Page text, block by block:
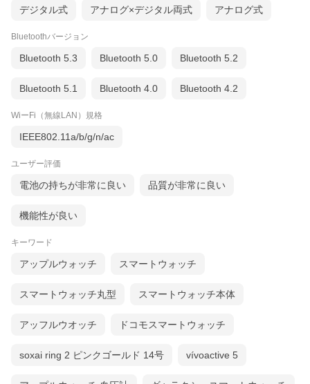
デジタル式 アナログ×デジタル両式 アナログ式
Bluetoothバージョン
Bluetooth 5.3 Bluetooth 5.0 Bluetooth 5.2
Bluetooth 5.1 Bluetooth 4.0 Bluetooth 4.2
WiーFi（無線LAN）規格
IEEE802.11a/b/g/n/ac
ユーザー評価
電池の持ちが非常に良い 品質が非常に良い
機能性が良い
キーワード
アップルウォッチ スマートウォッチ
スマートウォッチ丸型 スマートウォッチ本体
アッフルウオッチ ドコモスマートウォッチ
soxai ring 2 ピンクゴールド 14号 vívoactive 5